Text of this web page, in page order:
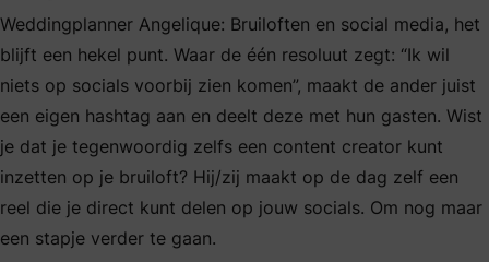
Weddingplanner Angelique: Bruiloften en social media,
Weddingplanner Angelique: Bruiloften en social media, het
blijft een hekel punt. Waar de één resoluut zegt: “Ik wil
niets op socials voorbij zien komen”, maakt de ander juist
een eigen hashtag aan en deelt deze met hun gasten. Wist
je dat je tegenwoordig zelfs een content creator kunt
inzetten op je bruiloft? Hij/zij maakt op de dag zelf een
reel die je direct kunt delen op jouw socials. Om nog maar
een stapje verder te gaan.